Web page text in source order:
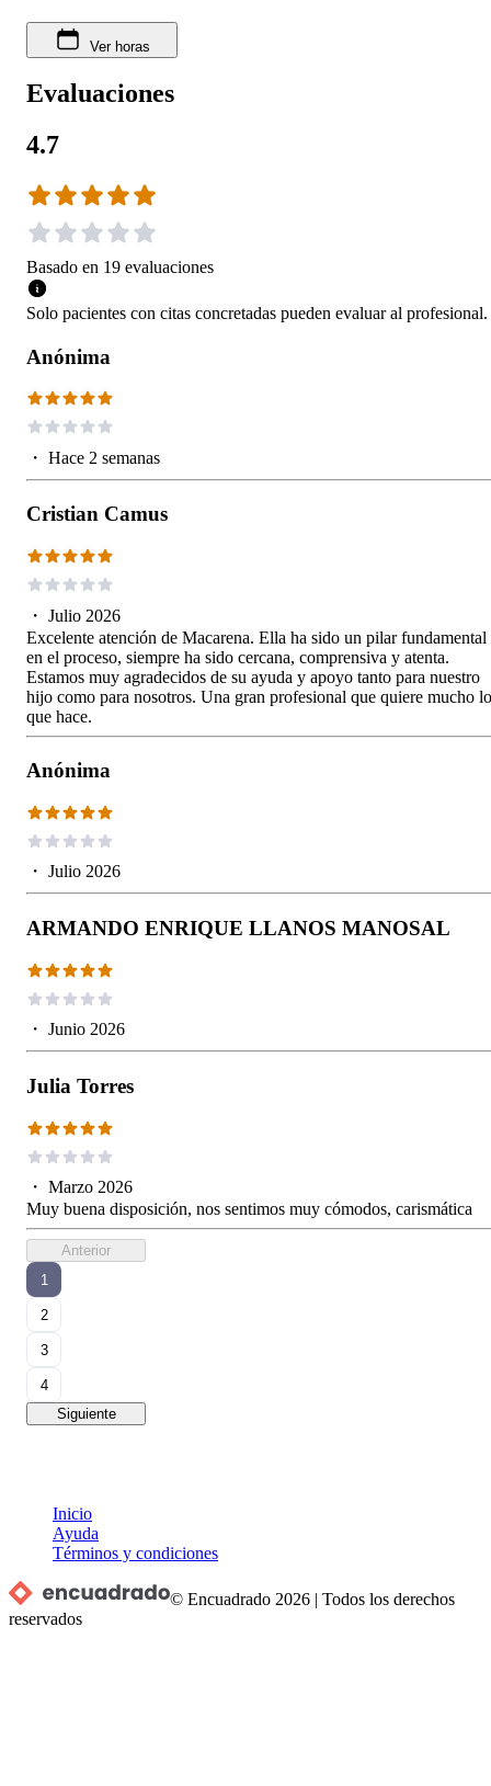
Ver horas
Evaluaciones
4.7
Basado en 19 evaluaciones
Solo pacientes con citas concretadas pueden evaluar al profesional.
Anónima
・ Hace 2 semanas
Cristian Camus
・ Julio 2026
Excelente atención de Macarena. Ella ha sido un pilar fundamental
en el proceso, siempre ha sido cercana, comprensiva y atenta.
Estamos muy agradecidos de su ayuda y apoyo tanto para nuestro
hijo como para nosotros. Una gran profesional que quiere mucho lo
que hace.
Anónima
・ Julio 2026
ARMANDO ENRIQUE LLANOS MANOSAL
・ Junio 2026
Julia Torres
・ Marzo 2026
Muy buena disposición, nos sentimos muy cómodos, carismática
Anterior
1
2
3
4
Siguiente
Inicio
Ayuda
Términos y condiciones
© Encuadrado 2026 |Todos los derechos
reservados